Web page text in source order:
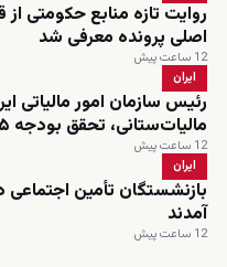
روایت تازه منابع حکومتی
اصلی پرونده معرفی شد
12 ساعت پیش
ایران
مالیات‌ستانی، تحقق بودجه ۱۴۰۵ را تضمین نمی‌کند
12 ساعت پیش
ایران
بازنشستگان تأمین اجتماعی
آمدند
12 ساعت پیش